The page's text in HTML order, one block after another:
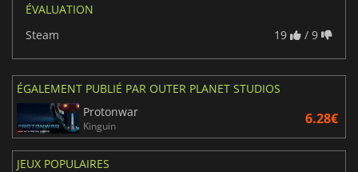
ÉVALUATION
Steam
19 / 9
ÉGALEMENT PUBLIÉ PAR OUTER PLANET STUDIOS
Protonwar
Kinguin 6.28€
JEUX POPULAIRES